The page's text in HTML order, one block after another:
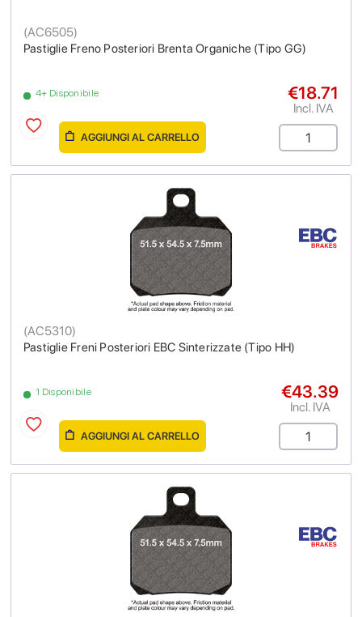
Pastiglie Freno Posteriori Brenta Organiche (Tipo GG)
(AC6505)
4+ Disponibile €18.71
Incl. IVA
AGGIUNGI AL CARRELLO
Pastiglie Freni Posteriori EBC Sinterizzate (Tipo HH)
(AC5310)
1 Disponibile €43.39
Incl. IVA
AGGIUNGI AL CARRELLO